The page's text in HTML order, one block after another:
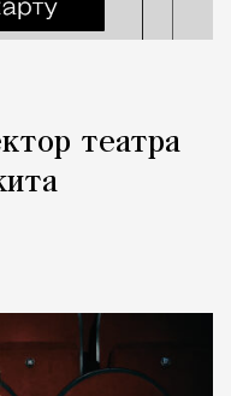
театра